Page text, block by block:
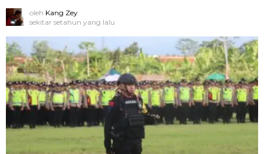
oleh Kang Zey
sekitar setahun yang lalu